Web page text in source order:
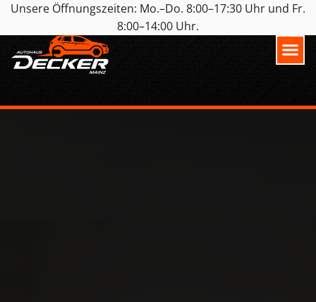
Unsere Öffnungszeiten: Mo.–Do. 8:00–17:30 Uhr und Fr.
8:00–14:00 Uhr.